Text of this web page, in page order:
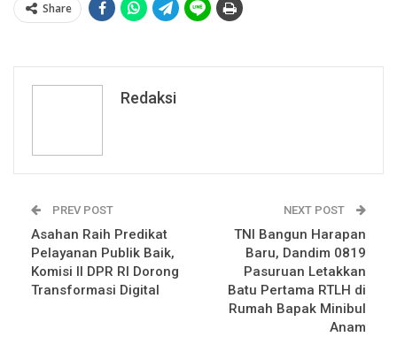
Share
Redaksi
PREV POST
Asahan Raih Predikat
Pelayanan Publik Baik,
Komisi II DPR RI Dorong
Transformasi Digital
NEXT POST
TNI Bangun Harapan
Baru, Dandim 0819
Pasuruan Letakkan
Batu Pertama RTLH di
Rumah Bapak Minibul
Anam